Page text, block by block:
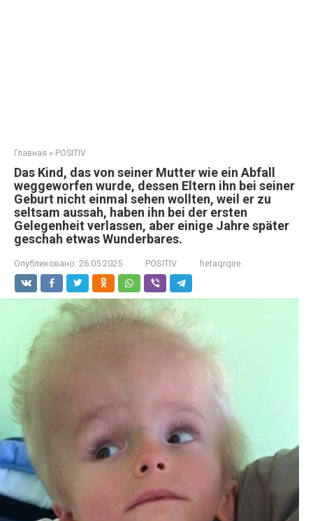
Главная » POSITIV
Das Kind, das von seiner Mutter wie ein Abfall
weggeworfen wurde, dessen Eltern ihn bei seiner
Geburt nicht einmal sehen wollten, weil er zu
seltsam aussah, haben ihn bei der ersten
Gelegenheit verlassen, aber einige Jahre später
geschah etwas Wunderbares.
Опубликовано: 26.05.2025 POSITIV hetaqrqire